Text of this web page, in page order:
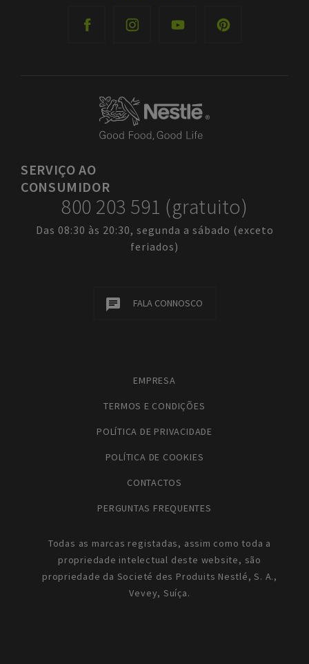
SERVIÇOAO
CONSUMIDOR
800 203 591 (gratuito)
Das 08:30 às 20:30, segunda a sábado (exceto
feriados)
FALA CONNOSCO
EMPRESA
TERMOS E CONDIÇÕES
POLÍTICA DE PRIVACIDADE
POLÍTICA DE COOKIES
CONTACTOS
PERGUNTAS FREQUENTES
Todas as marcas registadas, assim como toda a
propriedade intelectual deste website, são
propriedade da Societé des Produits Nestlé, S. A.,
Vevey, Suíça.